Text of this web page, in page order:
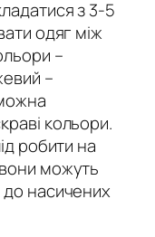
з 3-5
одяг між
–
–
кольори.
робити на
можуть
до насичених